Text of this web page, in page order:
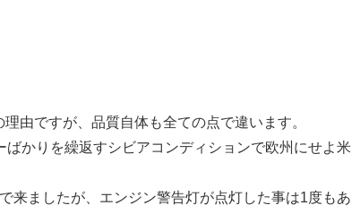
由ですが、品質自体も全ての点で違います。
かりを繰返すシビアコンディションで欧州にせよ米
来ましたが、エンジン警告灯が点灯した事は1度もあ